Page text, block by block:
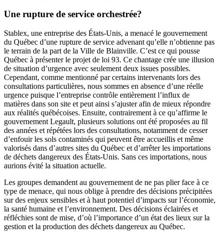
Une rupture de service orchestrée?
Stablex, une entreprise des États-Unis, a menacé le gouvernement
du Québec d’une rupture de service advenant qu’elle n’obtienne pas
le terrain de la part de la Ville de Blainville. C’est ce qui pousse
Québec à présenter le projet de loi 93. Ce chantage crée une illusion
de situation d’urgence avec seulement deux issues possibles.
Cependant, comme mentionné par certains intervenants lors des
consultations particulières, nous sommes en absence d’une réelle
urgence puisque l’entreprise contrôle entièrement l’influx de
matières dans son site et peut ainsi s’ajuster afin de mieux répondre
aux réalités québécoises. Ensuite, contrairement à ce qu’affirme le
gouvernement Legault, plusieurs solutions ont été proposées au fil
des années et répétées lors des consultations, notamment de cesser
d’enfouir les sols contaminés qui peuvent être accueillis et même
valorisés dans d’autres sites du Québec et d’arrêter les importations
de déchets dangereux des États-Unis. Sans ces importations, nous
aurions évité la situation actuelle.
Les groupes demandent au gouvernement de ne pas plier face à ce
type de menace, qui nous oblige à prendre des décisions précipitées
sur des enjeux sensibles et à haut potentiel d’impacts sur l’économie,
la santé humaine et l’environnement. Des décisions éclairées et
réfléchies sont de mise, d’où l’importance d’un état des lieux sur la
gestion et la production des déchets dangereux au Québec.